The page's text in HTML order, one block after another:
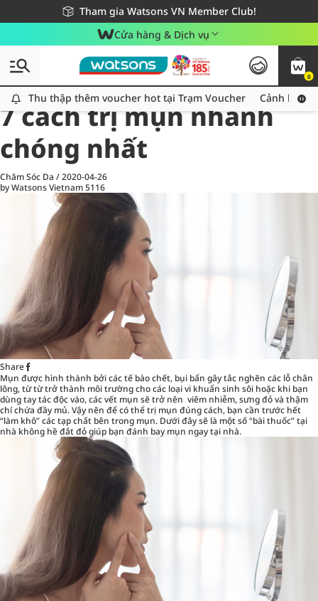
Tham gia Watsons VN Member Club!
Miễn phí giao hàng cho đơn hàng từ 249,000Đ
Giao hàng nhanh 24h - Áp dụng khu vực TP. Hồ Chí Minh
Cửa hàng & Dịch vụ
0
Thu thập thêm voucher hot tại Trạm Voucher
Thu thập thêm voucher hot tại Trạm Voucher Cảnh báo
All
Chăm Sóc Cá Nhân
7 cách trị mụn nhanh
chóng nhất
Chăm Sóc Da /2020-04-26
by Watsons Vietnam5116
Share
Mụn được hình thành bởi các tế bào chết, bụi bẩn gây tắc nghẽn các lỗ chân
lông, từ từ trở thành môi trường cho các loại vi khuẩn sinh sôi hoặc khi bạn
dùng tay tác độc vào, các vết mụn sẽ trở nên viêm nhiễm, sưng đỏ và thậm
chí chứa đầy mủ. Vậy nên để có thể trị mụn đúng cách, bạn cần trước hết
“làm khô” các tạp chất bên trong mụn. Dưới đây sẽ là một số “bài thuốc” tại
nhà không hề đắt đỏ giúp bạn đánh bay mụn ngay tại nhà.